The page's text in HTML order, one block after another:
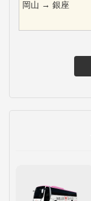
岡山 → 銀座